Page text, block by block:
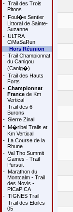
- Trail des Trois
Pitons
- Foul�e Sentier
Littoral de Sainte-
Suzanne
- ULTRA
CiMaSaRun
Hors Réunion
- Trail Championnat
du Canigou
(Canig�)
- Trail des Hauts
Forts
- Championnat
Francede Km
Vertical
- Trail des 6
Burons
- Sierre Zinal
- M�ribel Trails et
Km Vertical
- La Course de la
Rhune
- Val Tho Summit
Games - Trail
Pursuit
- Marathon du
Montcalm - Trail
des Novis -
PICaPICA
- TIGNES Trail
- Trail des Etoiles
05